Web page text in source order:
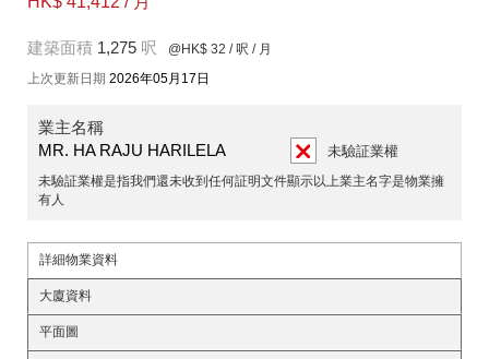
建築面積 1,275 呎 @HK$ 32 / 呎 / 月
上次更新日期 2026年05月17日
業主名稱
MR. HA RAJU HARILELA
未驗証業權
未驗証業權是指我們還未收到任何証明文件顯示以上業主名字是物業擁
有人
詳細物業資料
大廈資料
平面圖